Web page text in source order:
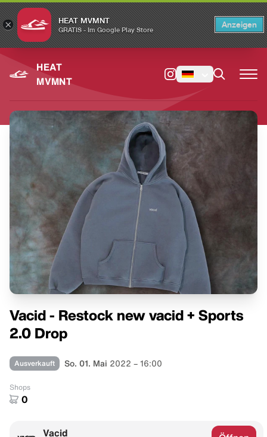
× HEAT MVMNT
GRATIS - Im Google Play Store
Anzeigen
HEAT
MVMNT
Vacid - Restock new vacid + Sports
2.0 Drop
Ausverkauft So. 01. Mai 2022 – 16:00
Shops
0
Vacid
Switch to the English version? Switch ×